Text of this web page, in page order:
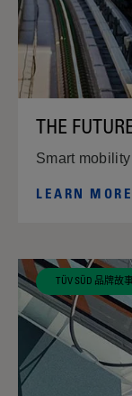
THE
Smart
LEARN MORE
TÜV SÜD 品牌故